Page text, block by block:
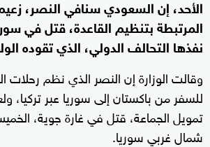
الأحد، إن السعودي سنافي النصر،
المرتبطة بتنظيم القاعدة، قتل في
نفذها التحالف الدولي، الذي تقوده
وقالت الوزارة إن النصر الذي نظم رحلات
للسفر من باكستان إلى سوريا عبر تركيا،
تمويل الجماعة، قتل في غارة جوية،
شمال غربي سوريا.